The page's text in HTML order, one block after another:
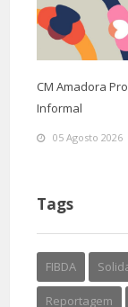
CM Amadora
Informal
05 Agosto 2026
Tags
FIBDA
Reportagem